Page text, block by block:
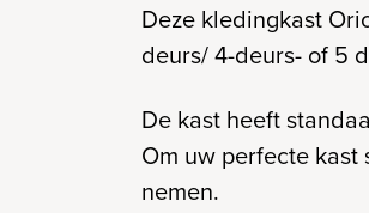
Deze kledingkast
deurs/ 4-deurs- of 5
De kast heeft
Om uw perfecte
nemen.